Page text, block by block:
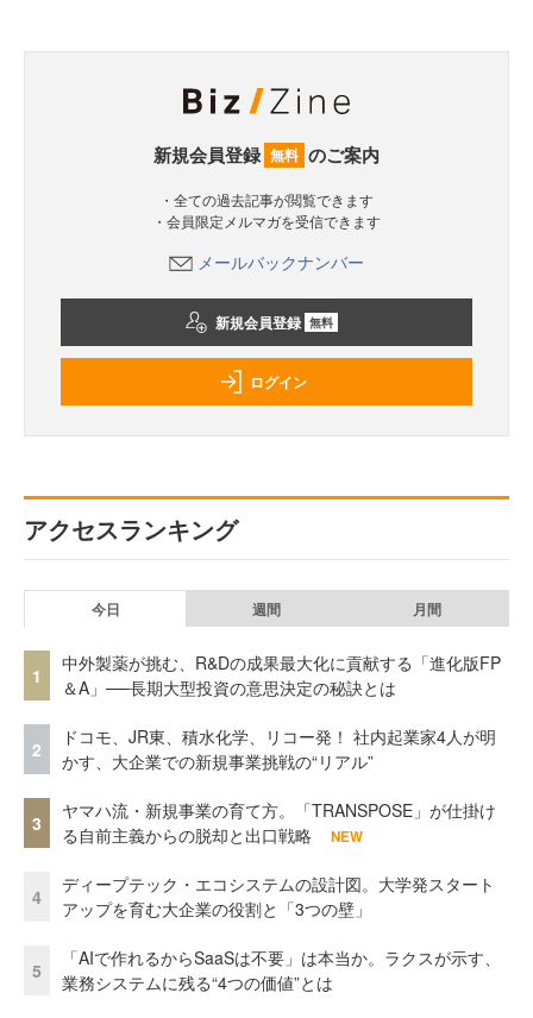
新規会員登録 無料 のご案内
・全ての過去記事が閲覧できます
・会員限定メルマガを受信できます
メールバックナンバー
新規会員登録 無料
ログイン
アクセスランキング
今日 週間 月間
1
中外製薬が挑む、R&Dの成果最大化に貢献する「進化版FP
＆A」──長期大型投資の意思決定の秘訣とは
2
ドコモ、JR東、積水化学、リコー発！ 社内起業家4人が明
かす、大企業での新規事業挑戦の“リアル”
3
ヤマハ流・新規事業の育て方。「TRANSPOSE」が仕掛け
る自前主義からの脱却と出口戦略
NEW
4
ディープテック・エコシステムの設計図。大学発スタート
アップを育む大企業の役割と「3つの壁」
5
「AIで作れるからSaaSは不要」は本当か。ラクスが示す、
業務システムに残る“4つの価値”とは